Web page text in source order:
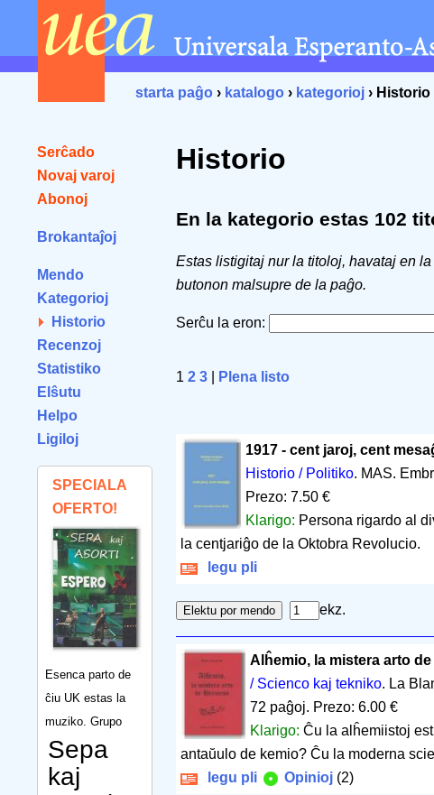
starta paĝo › katalogo › kategorioj › Historio
Serĉado
Novaj varoj
Abonoj
Brokantaĵoj
Mendo
Kategorioj
Historio
Recenzoj
Statistiko
Elŝutu
Helpo
Ligiloj
SPECIALA
OFERTO!
Esenca parto de
ĉiu UK estas la
muziko. Grupo
Sepa
kaj
Historio
En la kategorio estas 102
Estas listigitaj nur la titoloj, havataj en
butonon malsupre de la paĝo.
Serĉu la eron:
1 2 3 Plena listo
1917 - cent jaroj, cent
Historio / Politiko. MAS.
Prezo: 7.50 €
Klarigo: Persona rigardo al
la centjariĝo de la Oktobra Revolucio.
legu pli
ekz.
Alĥemio, la mistera arto
/ Scienco kaj tekniko. La
72 paĝoj. Prezo: 6.00 €
Klarigo: Ĉu la alĥemiistoj
antaŭulo de kemio? Ĉu la moderna
legu pli
Opinioj (2)